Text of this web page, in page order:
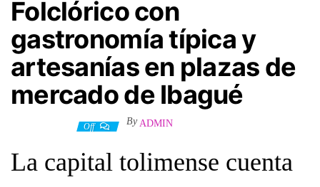
Folclórico con
gastronomía típica y
artesanías en plazas de
mercado de Ibagué
Off By ADMIN
La capital tolimense cuenta